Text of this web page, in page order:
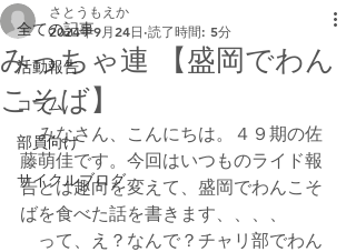
全ての記事
活動報告
コラム
部員向け
サイクルブログ
みっちゃ連 【盛岡でわん
こそば】
さとうもえか
2024年9月24日 読了時間: 5分
みなさん、こんにちは。４９期の佐
藤萌佳です。今回はいつものライド報
告とは趣向を変えて、盛岡でわんこそ
ばを食べた話を書きます、、、、
って、え？なんで？チャリ部でわん